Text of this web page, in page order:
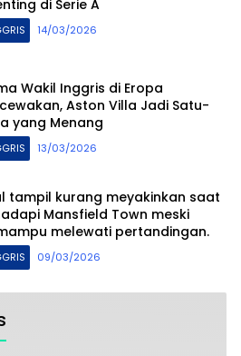
di Serie A
14/03/2026
Wakil Inggris di Eropa
Aston Villa Jadi Satu-
yang Menang
13/03/2026
tampil kurang meyakinkan saat
Mansfield Town meski
melewati pertandingan.
09/03/2026